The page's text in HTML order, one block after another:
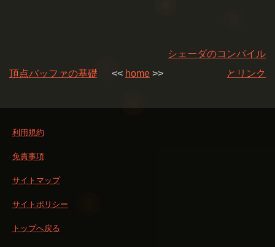
頂点バッファの基礎 << home >>
シェーダのコンパイル
とリンク
利用規約
免責事項
サイトマップ
サイトポリシー
トップへ戻る